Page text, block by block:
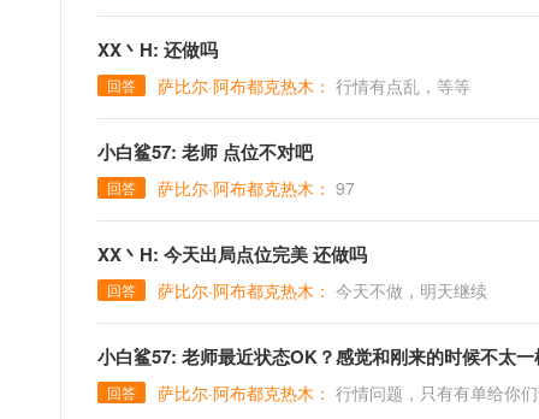
XX丶H: 还做吗
回答 萨比尔·阿布都克热木： 行情有点乱，等等
小白鲨57: 老师 点位不对吧
回答 萨比尔·阿布都克热木： 97
XX丶H: 今天出局点位完美 还做吗
回答 萨比尔·阿布都克热木： 今天不做，明天继续
小白鲨57: 老师最近状态OK？感觉和刚来的时候不太一
回答 萨比尔·阿布都克热木： 行情问题，只有有单给你